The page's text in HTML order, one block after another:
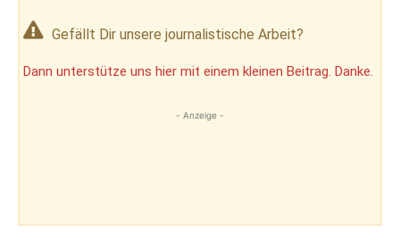
Gefällt Dir unsere journalistische Arbeit?
Dann unterstütze uns hier mit einem kleinen Beitrag. Danke.
- Anzeige -